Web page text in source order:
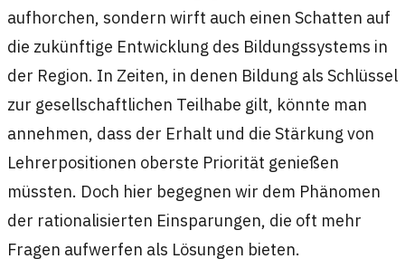
aufhorchen, sondern wirft auch einen Schatten auf
die zukünftige Entwicklung des Bildungssystems in
der Region. In Zeiten, in denen Bildung als Schlüssel
zur gesellschaftlichen Teilhabe gilt, könnte man
annehmen, dass der Erhalt und die Stärkung von
Lehrerpositionen oberste Priorität genießen
müssten. Doch hier begegnen wir dem Phänomen
der rationalisierten Einsparungen, die oft mehr
Fragen aufwerfen als Lösungen bieten.